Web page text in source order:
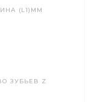
(L1)ММ
ЗУБЬЕВ Z